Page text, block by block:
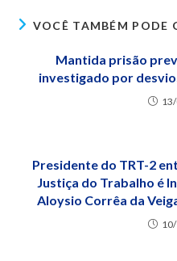
VOCÊ TAMBÉM PODE
Mantida prisão
investigado por
Presidente do TRT-2
Justiça do Trabalho é
Aloysio Corrêa da